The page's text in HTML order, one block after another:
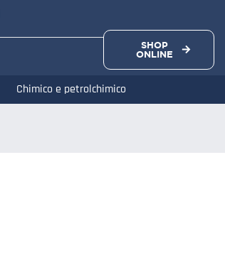
SHOP
ONLINE
Chimico e petrolchimico